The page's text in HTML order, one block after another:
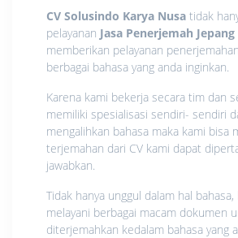
CV Solusindo Karya Nusa tidak
pelayanan Jasa Penerjemah Jepang
memberikan pelayanan
berbagai bahasa yang anda inginkan.
Karena kami bekerja secara tim dan
memiliki spesialisasi sendiri- sendiri
mengalihkan bahasa maka kami bisa
terjemahan dari CV kami dapat
jawabkan.
Tidak hanya unggul dalam hal bahasa,
melayani berbagai macam dokumen
diterjemahkan kedalam bahasa yang